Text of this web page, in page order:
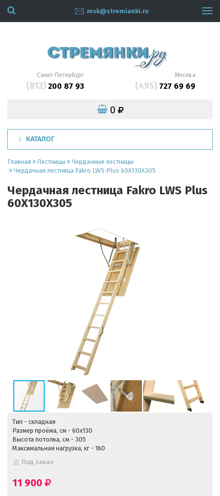
msk@stremianki.ru
Санкт-Петербург
(812) 200 87 93
Москва
(495)727 69 69
0
КАТАЛОГ
Главная Лестницы
Чердачные лестницы
Чердачная лестница Fakro LWS Plus 60Х130Х305
Чердачная лестница Fakro LWS Plus
60Х130Х305
Тип - складная
Размер проёма, см - 60х130
Высота потолка, см - 305
Максимальная нагрузка, кг - 160
Под заказ
11 900